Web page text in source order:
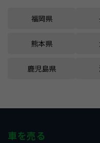
福岡県
熊本県
鹿児島県
車を売る